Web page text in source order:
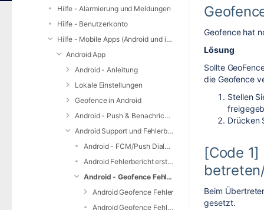
Hilfe - Alarmierung und Meldungen
Hilfe - Benutzerkonto
Hilfe - Mobile Apps (Android und iOS)
Android App
Android - Anleitung
Lokale Einstellungen
Geofence in Android
Android - Push & Benachrichtigungen
Android Support und Fehlerbehebung
Android - FCM/Push Dialog - Buttons werden nicht angezeigt
Android Fehlerbericht erstellen
Android - Geofence Fehler und Lösungen
Android Geofence Fehler
Android Geofence Fehlerbehebung
Geofence hat
Lösung
Sollte
die Geofence
Stellen
Drücken
[Code
Beim
gesetzt.